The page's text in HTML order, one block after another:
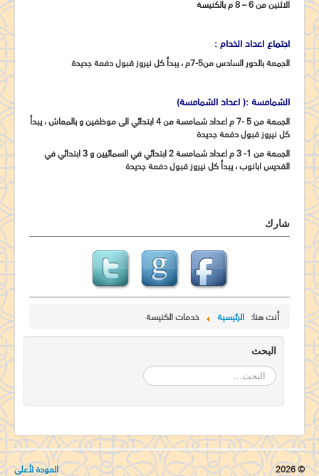
الاثنين من 6 – 8 م بالكنيسة
اجتماع اعداد الخدام :
الجمعة بالدور السادس من5-7م ، يبدأ كل نيروز قبول دفعة جديدة
الشمامسة :( اعداد الشمامسة)
الجمعة من 5 -7 م اعداد شمامسة من 4 ابتدائي الى موظفين و بالمعاش ، يبدأ
كل نيروز قبول دفعة جديدة
الجمعة من 1- 3 م اعداد شمامسة 2 ابتدائي في السمائيين و 3 ابتدائي في
القديس ابانوب ، يبدأ كل نيروز قبول دفعة جديدة
شارك
أنت هنا: الرئيسية خدمات الكنيسة
البحث
البحث...
العودة لأعلى © 2026